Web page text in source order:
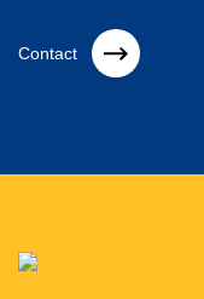
Contact